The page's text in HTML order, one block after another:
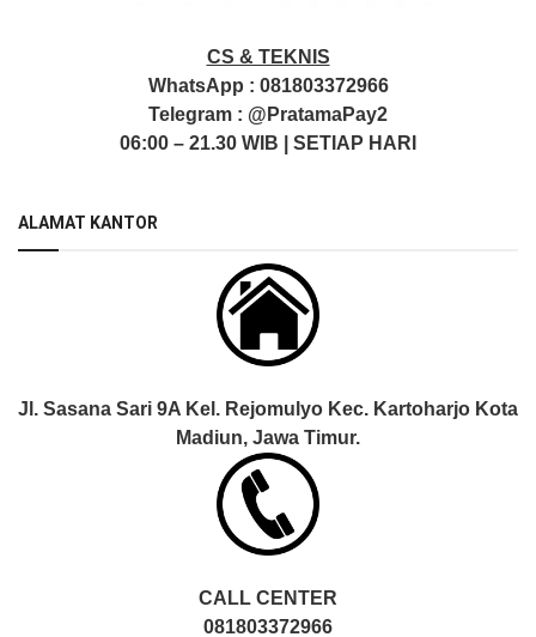
CS & TEKNIS
WhatsApp : 081803372966
Telegram : @PratamaPay2
06:00 – 21.30 WIB | SETIAP HARI
ALAMAT KANTOR
Jl. Sasana Sari 9A Kel. Rejomulyo Kec. Kartoharjo Kota
Madiun, Jawa Timur.
CALL CENTER
081803372966